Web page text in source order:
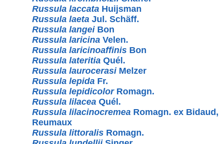
Russula laccata Huijsman
Russula laeta Jul. Schäff.
Russula langeiBon
Russula laricina Velen.
Russula laricinoaffinis Bon
Russula lateritia Quél.
Russula laurocerasiMelzer
Russula lepida Fr.
Russula lepidicolorRomagn.
Russula lilacea Quél.
Russula lilacinocremea Romagn. ex
Reumaux
Russula littoralis Romagn.